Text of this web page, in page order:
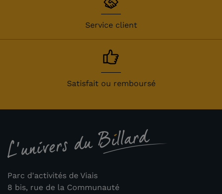
Service client
Satisfait ou remboursé
Parc d'activités de Viais
8 bis, rue de la Communauté